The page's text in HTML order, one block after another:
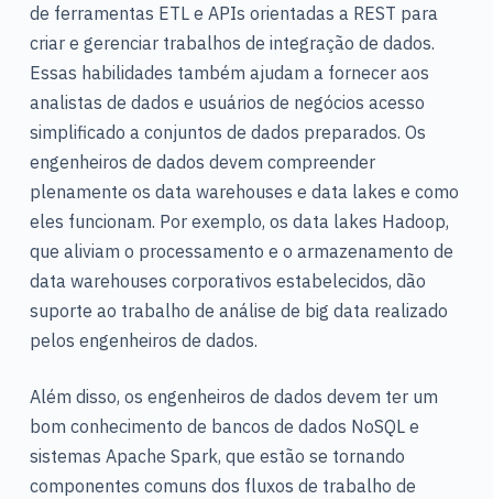
de ferramentas ETL e APIs orientadas a REST para
criar e gerenciar trabalhos de integração de dados.
Essas habilidades também ajudam a fornecer aos
analistas de dados e usuários de negócios acesso
simplificado a conjuntos de dados preparados. Os
engenheiros de dados devem compreender
plenamente os data warehouses e data lakes e como
eles funcionam. Por exemplo, os data lakes Hadoop,
que aliviam o processamento e o armazenamento de
data warehouses corporativos estabelecidos, dão
suporte ao trabalho de análise de big data realizado
pelos engenheiros de dados.
Além disso, os engenheiros de dados devem ter um
bom conhecimento de bancos de dados NoSQL e
sistemas Apache Spark, que estão se tornando
componentes comuns dos fluxos de trabalho de